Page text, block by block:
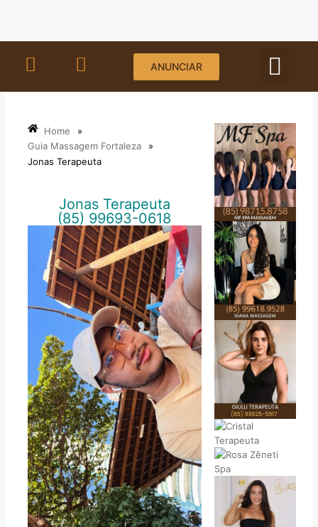
ANUNCIAR
Home
»
Guia Massagem Fortaleza
»
Jonas Terapeuta
Jonas Terapeuta
(85) 99693-0618